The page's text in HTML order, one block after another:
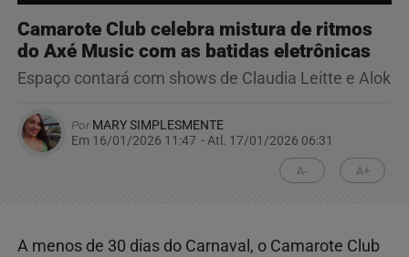
Camarote Club celebra mistura de ritmos
do Axé Music com as batidas eletrônicas
Espaço contará com shows de Claudia Leitte e Alok
PorMARY SIMPLESMENTE
Em 16/01/2026 11:47 - Atl. 17/01/2026 06:31
A- A+
A menos de 30 dias do Carnaval, o Camarote Club